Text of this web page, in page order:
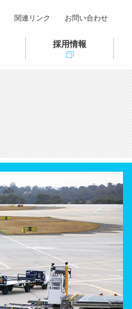
採用情報
関連リンク お問い合わせ